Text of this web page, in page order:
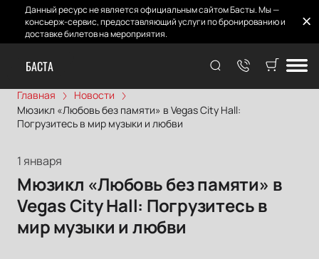
Данный ресурс не является официальным сайтом Басты. Мы —
консьерж-сервис, предоставляющий услуги по бронированию и
доставке билетов на мероприятия.
БАСТА
Главная
Новости
Мюзикл «Любовь без памяти» в Vegas City Hall:
Погрузитесь в мир музыки и любви
1 января
Мюзикл «Любовь без памяти» в
Vegas City Hall: Погрузитесь в
мир музыки и любви